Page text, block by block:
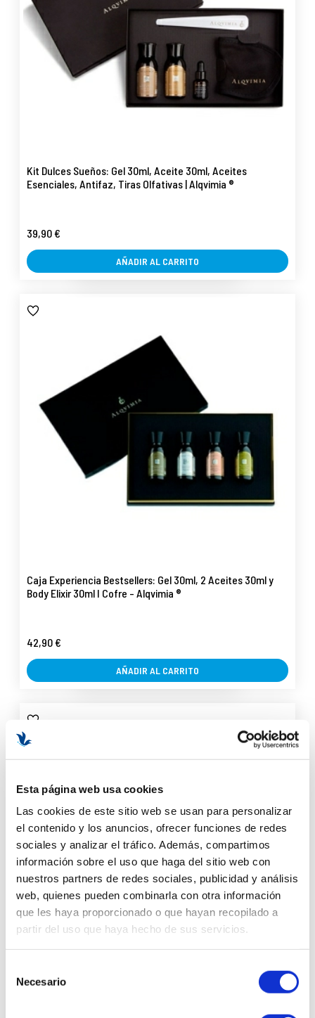
Esta página web usa cookies
Las cookies de este sitio web se usan para personalizar
el contenido y los anuncios, ofrecer funciones de redes
sociales y analizar el tráfico. Además, compartimos
información sobre el uso que haga del sitio web con
nuestros partners de redes sociales, publicidad y análisis
web, quienes pueden combinarla con otra información
que les haya proporcionado o que hayan recopilado a
partir del uso que haya hecho de sus servicios.
Necesario
Kit Dulces Sueños: Gel 30ml, Aceite 30ml, Aceites
Esenciales, Antifaz, Tiras Olfativas | Alqvimia ®
39,90 €
AÑADIR AL CARRITO
Caja Experiencia Bestsellers: Gel 30ml, 2 Aceites 30ml y
Body Elixir 30ml I Cofre - Alqvimia ®
42,90 €
AÑADIR AL CARRITO
Caja Experiencia Wellness: 3 Aceites Corporales de 30ml y